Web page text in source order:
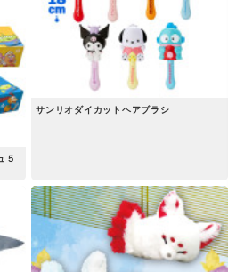
５
サンリオダイカットヘアブラシ